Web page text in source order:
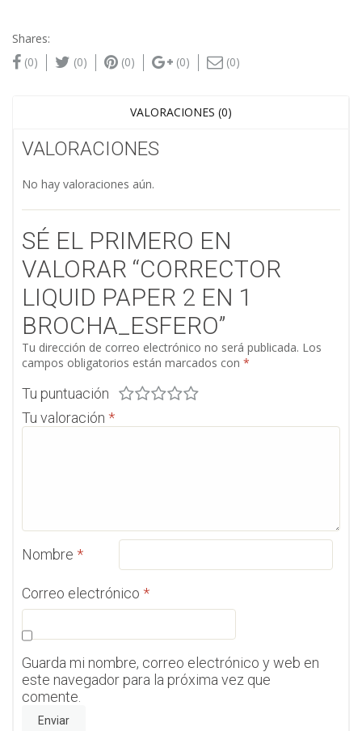
Shares:
(0)
(0) (0) (0) (0)
VALORACIONES (0)
VALORACIONES
No hay valoraciones aún.
SÉ EL PRIMERO EN
VALORAR “CORRECTOR
LIQUID PAPER 2 EN 1
BROCHA_ESFERO”
Tu dirección de correo electrónico no será publicada. Los
campos obligatorios están marcados con *
Tu puntuación
Tu valoración *
Nombre *
Correo electrónico *
Guarda mi nombre, correo electrónico y web en
este navegador para la próxima vez que
comente.